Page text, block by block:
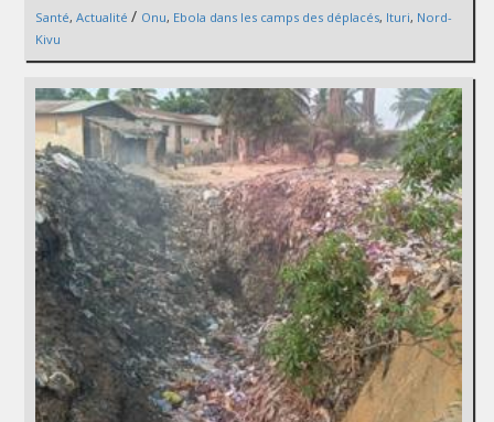
Santé, Actualité / Onu, Ebola dans les camps des déplacés, Ituri, Nord-
Kivu